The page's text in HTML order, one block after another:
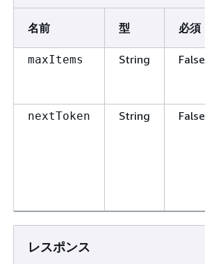
名前 型 必須
maxItems String False
nextToken String False
レスポンス